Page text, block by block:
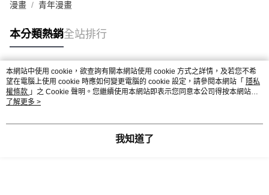
漫畫 青年漫畫
本分類熱銷全站排行
熱門標籤
本網站中使用 cookie，欲查詢有關本網站使用 cookie 方式之詳情，及若您不希
望在電腦上使用 cookie 時應如何變更電腦的 cookie 設定，請參閱本網站「 隱私
權條款 」之 Cookie 聲明。您繼續使用本網站即表示您同意本公司得按本網站使
用條款之 Cookie 聲明使用 cookie。
了解更多 >
我知道了